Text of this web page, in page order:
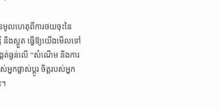
មូលហេតុពីការថយចុះនៃ
និងស្ងួត ធ្វើឱ្យយើងមើលទៅ
កត់ធ្ងន់លើ “សំណើម និងការ
ផ្លាស់ប្តូរ ចិត្តរបស់អ្នក